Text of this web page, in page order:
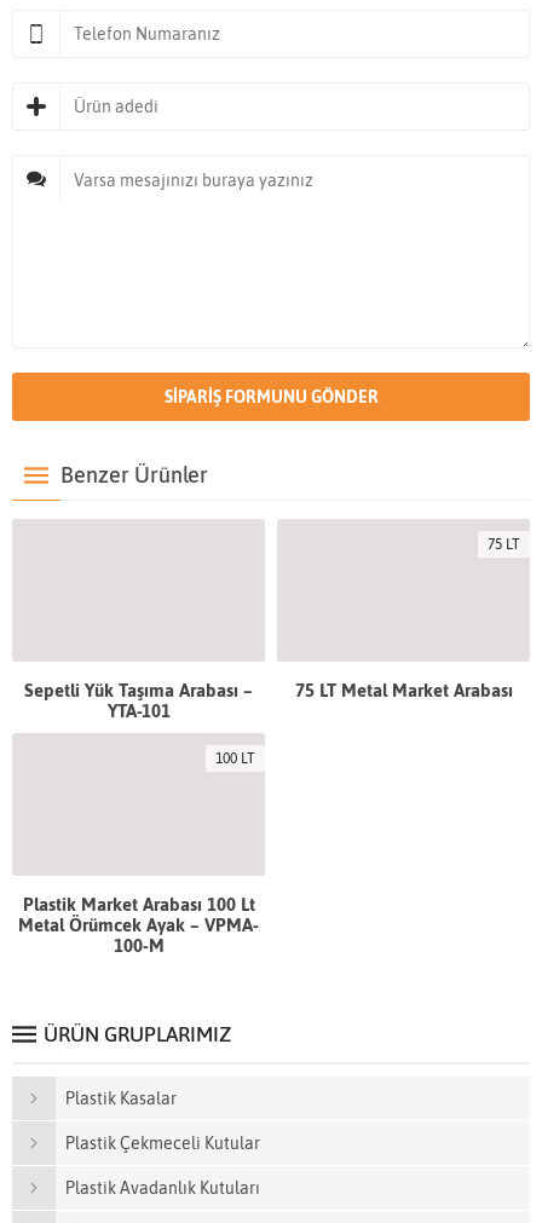
Benzer Ürünler
Sepetli Yük Taşıma Arabası –
YTA-101
75 LT
75 LT Metal Market Arabası
100 LT
Plastik Market Arabası 100 Lt
Metal Örümcek Ayak – VPMA-
100-M
ÜRÜN GRUPLARIMIZ
Plastik Kasalar
Plastik Çekmeceli Kutular
Plastik Avadanlık Kutuları